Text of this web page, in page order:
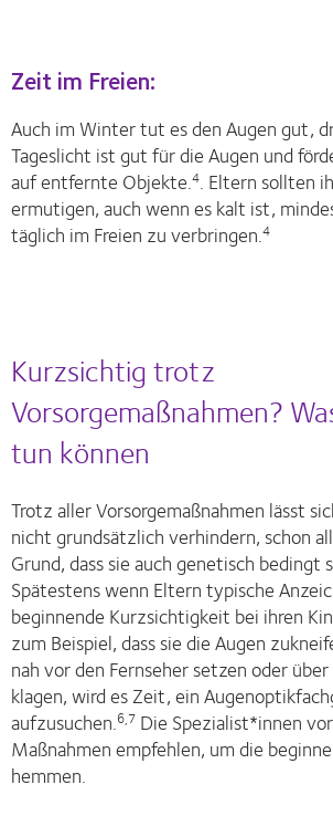
Zeit im Freien:
Auch im Winter tut es den Augen gut,
Tageslicht ist gut für die Augen und
auf entfernte Objekte.4. Eltern sollten
ermutigen, auch wenn es kalt ist,
täglich im Freien zu verbringen.4
Kurzsichtig trotz
Vorsorgemaßnahmen?
tun können
Trotz aller Vorsorgemaßnahmen lässt
nicht grundsätzlich verhindern, schon
Grund, dass sie auch genetisch bedingt
Spätestens wenn Eltern typische
beginnende Kurzsichtigkeit bei ihren
zum Beispiel, dass sie die Augen
nah vor den Fernseher setzen oder
klagen, wird es Zeit, ein
aufzusuchen.6,7 Die Spezialist*innen
Maßnahmen empfehlen, um die
hemmen.